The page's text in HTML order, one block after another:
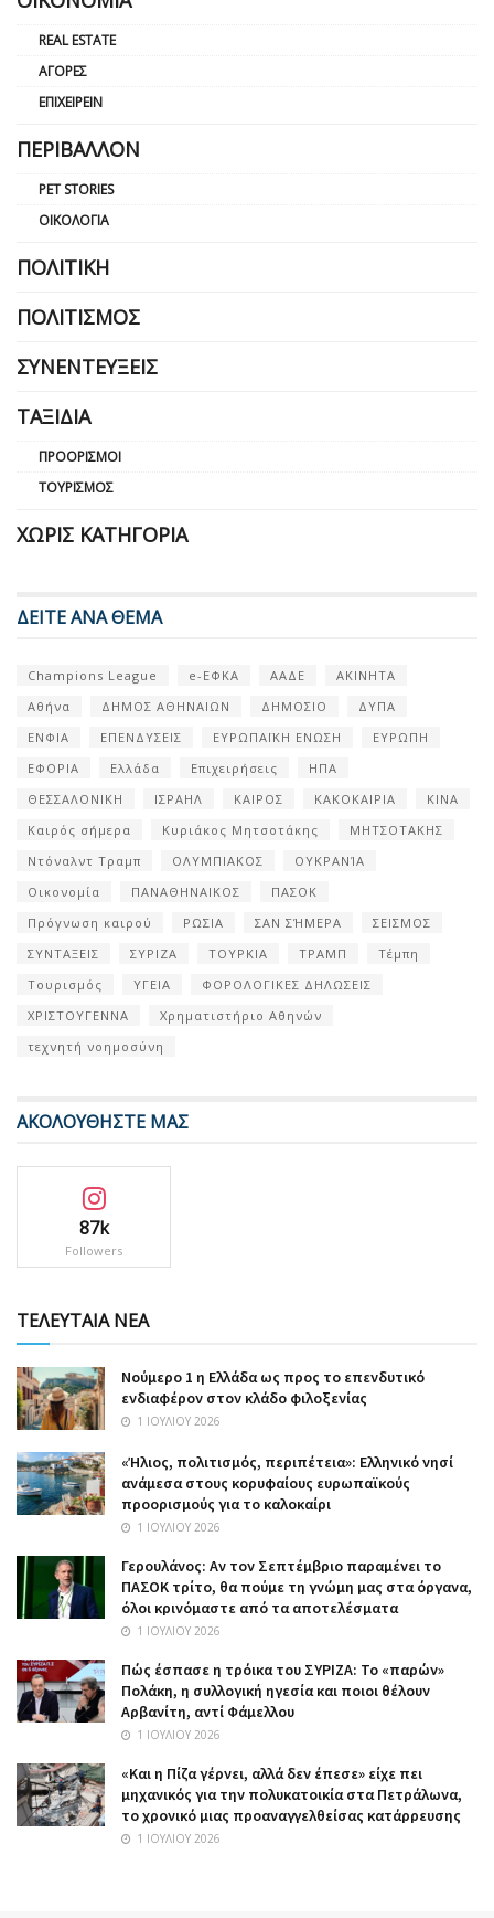
REAL ESTATE
ΑΓΟΡΈΣ
ΕΠΙΧΕΙΡΕΊΝ
ΠΕΡΙΒΆΛΛΟΝ
PET STORIES
ΟΙΚΟΛΟΓΊΑ
ΠΟΛΙΤΙΚΉ
ΠΟΛΙΤΙΣΜΌΣ
ΣΥΝΕΝΤΕΎΞΕΙΣ
ΤΑΞΊΔΙΑ
ΠΡΟΟΡΙΣΜΟΊ
ΤΟΥΡΙΣΜΌΣ
ΧΩΡΊΣ ΚΑΤΗΓΟΡΊΑ
ΔΕΙΤΕ ΑΝΑ ΘΕΜΑ
Champions League e-ΕΦΚΑ ΑΑΔΕ
ΑΚΙΝΗΤΑ
Αθήνα
ΔΗΜΟΣ ΑΘΗΝΑΙΩΝ ΔΗΜΟΣΙΟ
ΔΥΠΑ
ΕΝΦΙΑ
ΕΠΕΝΔΥΣΕΙΣ ΕΥΡΩΠΑΪΚΗ ΕΝΩΣΗ
ΕΥΡΩΠΗ
ΕΦΟΡΙΑ
Ελλάδα Επιχειρήσεις
ΗΠΑ
ΘΕΣΣΑΛΟΝΙΚΗ
ΙΣΡΑΗΛ ΚΑΙΡΟΣ ΚΑΚΟΚΑΙΡΙΑ
ΚΙΝΑ
Καιρός σήμερα
Κυριάκος Μητσοτάκης
ΜΗΤΣΟΤΑΚΗΣ
Ντόναλντ Τραμπ
ΟΛΥΜΠΙΑΚΟΣ
ΟΥΚΡΑΝΊΑ
Οικονομία
ΠΑΝΑΘΗΝΑΙΚΟΣ
ΠΑΣΟΚ
Πρόγνωση καιρού
ΡΩΣΙΑ ΣΑΝ ΣΉΜΕΡΑ
ΣΕΙΣΜΟΣ
ΣΥΝΤΑΞΕΙΣ
ΣΥΡΙΖΑ ΤΟΥΡΚΙΑ ΤΡΑΜΠ
Τέμπη
Τουρισμός
ΥΓΕΙΑ
ΦΟΡΟΛΟΓΙΚΕΣ ΔΗΛΩΣΕΙΣ
ΧΡΙΣΤΟΥΓΕΝΝΑ
Χρηματιστήριο Αθηνών
τεχνητή νοημοσύνη
ΑΚΟΛΟΥΘΗΣΤΕ ΜΑΣ
87k
Followers
ΤΕΛΕΥΤΑΙΑ ΝΕΑ
Nούμερο 1 η Ελλάδα ως προς το επενδυτικό
ενδιαφέρον στον κλάδο φιλοξενίας
1 ΙΟΥΛΊΟΥ 2026
«Ήλιος, πολιτισμός, περιπέτεια»: Ελληνικό νησί
ανάμεσα στους κορυφαίους ευρωπαϊκούς
προορισμούς για το καλοκαίρι
1 ΙΟΥΛΊΟΥ 2026
Γερουλάνος: Αν τον Σεπτέμβριο παραμένει το
ΠΑΣΟΚ τρίτο, θα πούμε τη γνώμη μας στα όργανα,
όλοι κρινόμαστε από τα αποτελέσματα
1 ΙΟΥΛΊΟΥ 2026
Πώς έσπασε η τρόικα του ΣΥΡΙΖΑ: Το «παρών»
Πολάκη, η συλλογική ηγεσία και ποιοι θέλουν
Αρβανίτη, αντί Φάμελλου
1 ΙΟΥΛΊΟΥ 2026
«Και η Πίζα γέρνει, αλλά δεν έπεσε» είχε πει
μηχανικός για την πολυκατοικία στα Πετράλωνα,
το χρονικό μιας προαναγγελθείσας κατάρρευσης
1 ΙΟΥΛΊΟΥ 2026